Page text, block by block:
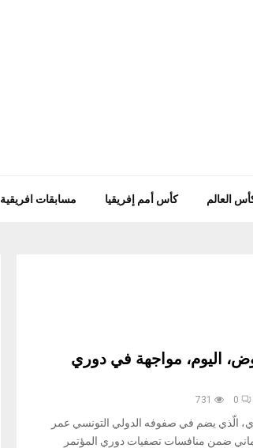
العالم كأس أمم إفريقيا مسابقات افريقية
اليوم، مواجهة في دوري
0
731
الّذي يضم في صفوفه الدولي التونسي عمر
ضمن منافسات تصفيات دوري المؤتمر